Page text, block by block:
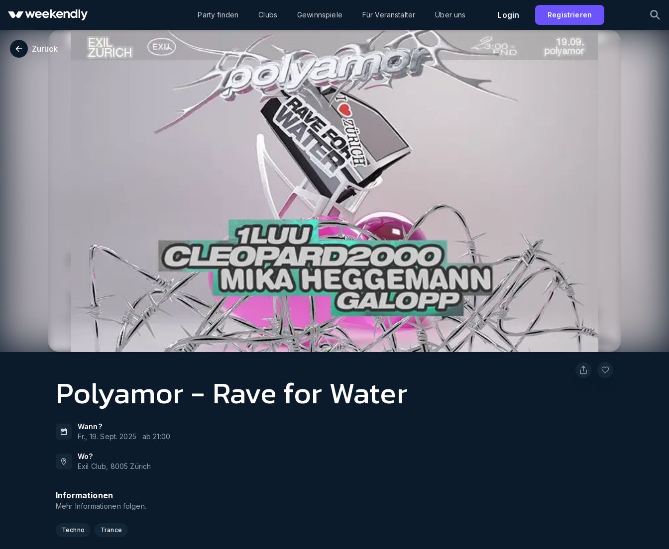
Party finden Clubs Gewinnspiele Für Veranstalter Über uns Login Registrieren
Zurück
Polyamor - Rave for Water
Wann?
Fr., 19. Sept. 2025
ab 21:00
Wo?
Exil Club 8005 Zürich
Informationen
Mehr Informationen folgen.
Techno Trance